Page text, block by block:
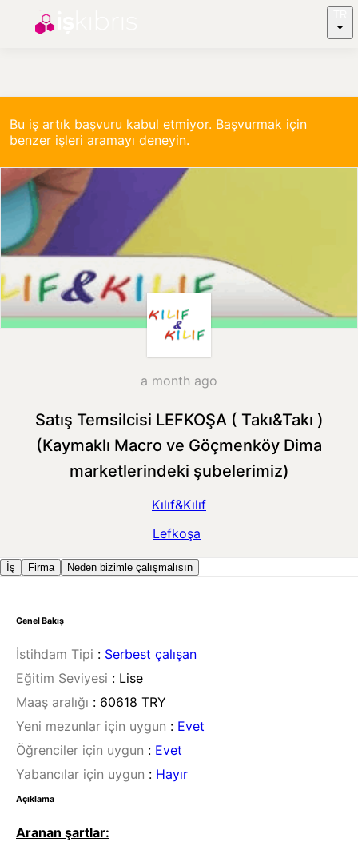
Bu iş artık başvuru kabul etmiyor. Başvurmak için
benzer işleri aramayı deneyin.
a month ago
Satış Temsilcisi LEFKOŞA ( Takı&Takı )
(Kaymaklı Macro ve Göçmenköy Dima
marketlerindeki şubelerimiz)
Kılıf&Kılıf
Lefkoşa
İş Firma Neden bizimle çalışmalısın
Genel Bakış
İstihdam Tipi : Serbest çalışan
Eğitim Seviyesi : Lise
Maaş aralığı : 60618 TRY
Yeni mezunlar için uygun : Evet
Öğrenciler için uygun : Evet
Yabancılar için uygun : Hayır
Açıklama
Aranan şartlar: